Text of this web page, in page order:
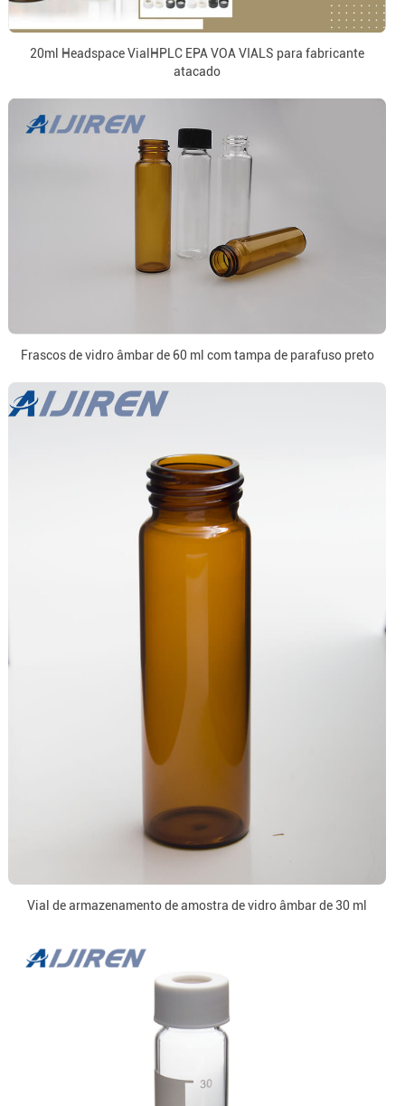
20ml Headspace VialHPLC EPA VOA VIALS para fabricante
atacado
Frascos de vidro âmbar de 60 ml com tampa de parafuso preto
Vial de armazenamento de amostra de vidro âmbar de 30 ml